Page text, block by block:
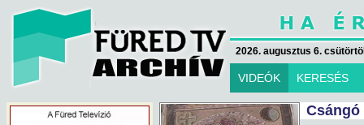
2026. augusztus 6.
VIDEÓK KERESÉS
Csángó